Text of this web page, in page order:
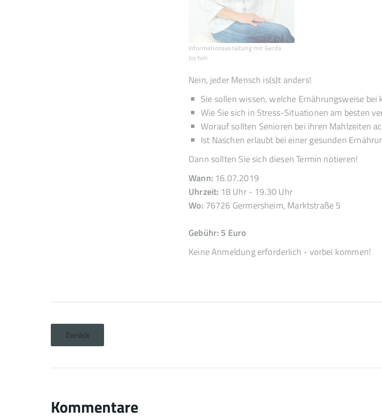
Informationsveraltung mit Gerda
Jochim
Nein, jeder Mensch is(s)t anders!
Sie sollen wissen, welche Ernährungsweise
Wie Sie sich in Stress-Situationen am besten
Worauf sollten Senioren bei ihren Mahlzeiten
Ist Naschen erlaubt bei einer gesunden
Dann sollten Sie sich diesen Termin notieren!
Wann:16.07.2019
Uhrzeit: 18 Uhr - 19.30 Uhr
Wo: 76726 Germersheim, Marktstraße 5
Gebühr: 5 Euro
Keine Anmeldung erforderlich - vorbei kommen!
Zurück
Kommentare